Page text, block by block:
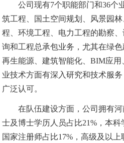
公司现有7个职能部门和36个
筑工程、国土空间规划、风景园
程、环境工程、电力工程的勘察
询和工程总承包业务，尤其在绿
再生能源、建筑智能化、BIM应
业技术方面有深入研究和技术服
广泛认可。
在队伍建设方面，公司拥有
士及博士学历人员占比21%，本
国家注册师占比17%，高级及以